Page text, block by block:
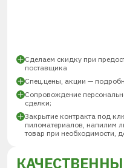
Сделаем скидку при
поставщика
Спец.цены, акции —
Сопровождение
сделки;
Закрытие контракта под
пиломатериалов, напилим
товар при необходимости,